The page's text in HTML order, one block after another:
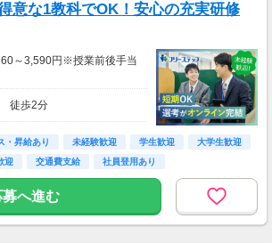
意な1教科でOK！安心の充実研修
～3,590円※授業前後手当
徒歩2分
・昇給あり 未経験歓迎 学生歓迎
大学生歓迎
迎 交通費支給 社員登用あり
募へ進む